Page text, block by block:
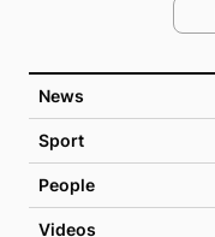
News
Sport
People
Videos